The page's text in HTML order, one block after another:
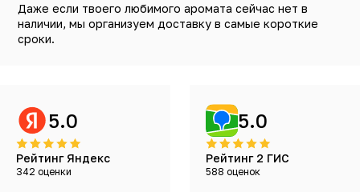
Даже если твоего любимого аромата сейчас нет в
наличии, мы организуем доставку в самые короткие
сроки.
5.0
Рейтинг Яндекс
342 оценки
5.0
Рейтинг 2 ГИС
588 оценок